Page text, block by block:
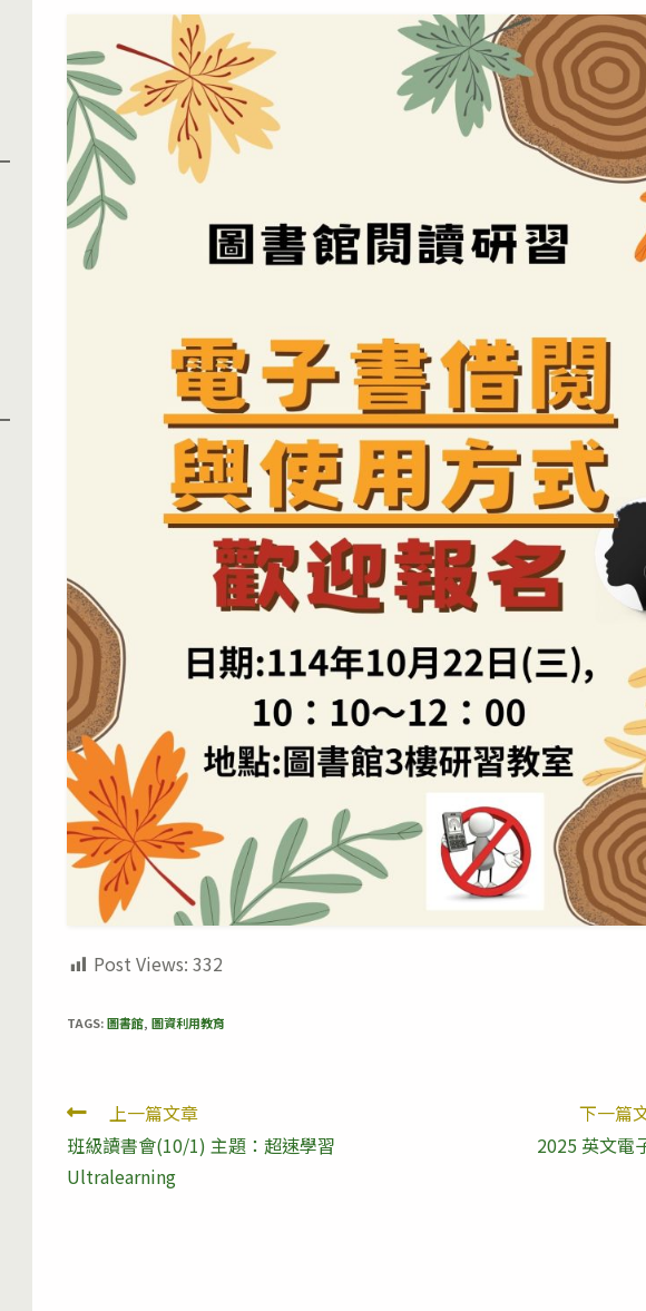
Post Views: 332
TAGS:圖書館 圖資利用教育
Read
more
articles
上一篇文章
班級讀書會(10/1) 主題：超速學習
Ultralearning
下一篇
2025 英文電